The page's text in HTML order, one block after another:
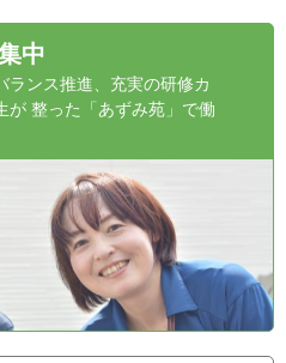
中
ランス推進、充実の研修カ
が 整った「あずみ苑」で働